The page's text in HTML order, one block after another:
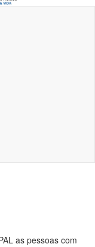
as pessoas com